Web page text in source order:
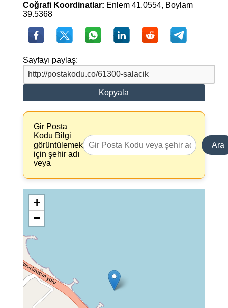
Coğrafi Koordinatlar: Enlem 41.0554, Boylam
39.5368
Sayfayı paylaş:
Kopyala
Gir Posta
Kodu Bilgi
görüntülemek
için şehir adı
veya
Ara
+
−